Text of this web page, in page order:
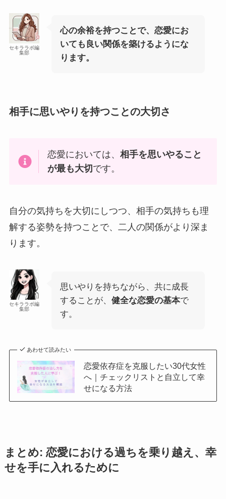
セキララボ編
集部
心の余裕を持つことで、恋愛にお
いても良い関係を築けるようにな
ります。
相手に思いやりを持つことの大切さ
恋愛においては、相手を思いやること
が最も大切 です。
自分の気持ちを大切にしつつ、相手の気持ちも理
解する姿勢を持つことで、二人の関係がより深ま
ります。
セキララボ編
集部
思いやりを持ちながら、共に成長
することが、 健全な恋愛の基本で
す。
あわせて読みたい
恋愛依存症を克服したい30代女性
へ｜チェックリストと自立して幸
せになる方法
まとめ: 恋愛における過ちを乗り越え、幸
せを手に入れるために